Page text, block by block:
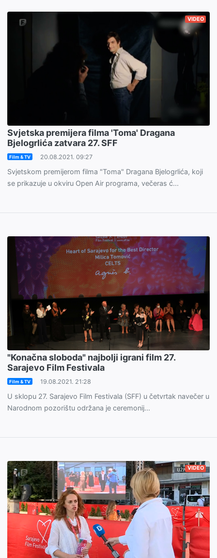
VIDEO
Svjetska premijera filma 'Toma' Dragana
Bjelogrlića zatvara 27. SFF
Film & TV 20.08.2021. 09:27
Svjetskom premijerom filma "Toma" Dragana Bjelogrlića, koji
se prikazuje u okviru Open Air programa, večeras ć...
"Konačna sloboda" najbolji igrani film 27.
Sarajevo Film Festivala
Film & TV 19.08.2021. 21:28
U sklopu 27. Sarajevo Film Festivala (SFF) u četvrtak navečer u
Narodnom pozorištu održana je ceremonij...
VIDEO